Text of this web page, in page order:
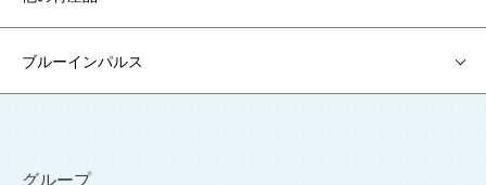
ブルーインパルス
グループ